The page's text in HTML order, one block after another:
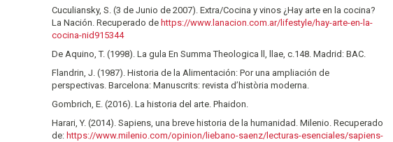
Cuculiansky, S. (3 de Junio de 2007). Extra/Cocina y vinos ¿Hay arte en la cocina?
La Nación. Recuperado de https://www.lanacion.com.ar/lifestyle/hay-arte-en-la-
cocina-nid915344
De Aquino, T. (1998). La gula En Summa Theologica ll, llae, c.148. Madrid: BAC.
Flandrin, J. (1987). Historia de la Alimentación: Por una ampliación de
perspectivas. Barcelona: Manuscrits: revista d’història moderna.
Gombrich, E. (2016). La historia del arte. Phaidon.
Harari, Y. (2014). Sapiens, una breve historia de la humanidad. Milenio. Recuperado
de: https://www.milenio.com/opinion/liebano-saenz/lecturas-esenciales/sapiens-